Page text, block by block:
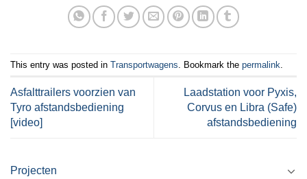
Projecten
This entry was posted in Transportwagens . Bookmark the permalink
Asfalttrailers voorzien van
Tyro afstandsbediening
[video]
Laadstation voor Pyxis,
Corvus en Libra (Safe)
afstandsbediening